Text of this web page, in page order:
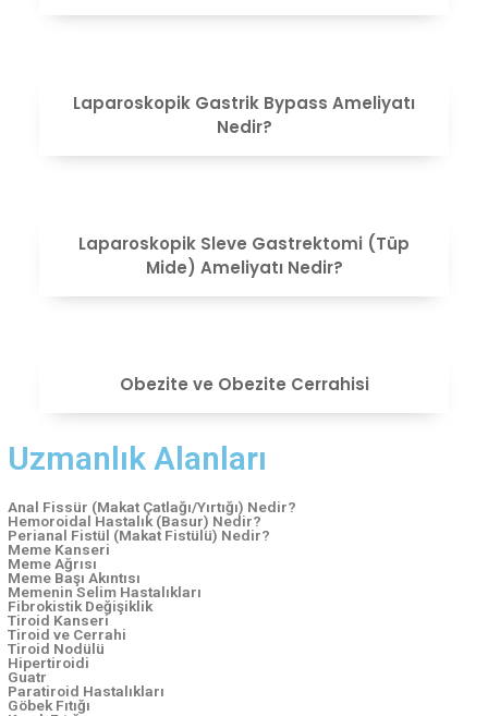
Laparoskopik Gastrik Bypass Ameliyatı
Nedir?
Laparoskopik Sleve Gastrektomi (Tüp
Mide) Ameliyatı Nedir?
Obezite ve Obezite Cerrahisi
Uzmanlık Alanları
Anal Fissür (Makat Çatlağı/Yırtığı) Nedir?
Hemoroidal Hastalık (Basur) Nedir?
Perianal Fistül (Makat Fistülü) Nedir?
Meme Kanseri
Meme Ağrısı
Meme Başı Akıntısı
Memenin Selim Hastalıkları
Fibrokistik Değişiklik
Tiroid Kanseri
Tiroid ve Cerrahi
Tiroid Nodülü
Hipertiroidi
Guatr
Paratiroid Hastalıkları
Göbek Fıtığı